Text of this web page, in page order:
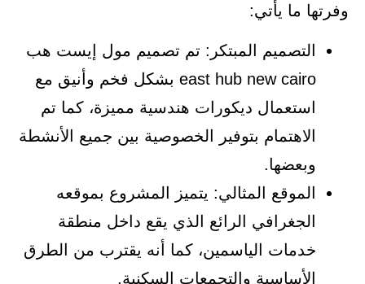
وفرتها ما يأتي:
التصميم المبتكر: تم تصميم مول إيست هب
east hub new cairo بشكل فخم وأنيق مع
استعمال ديكورات هندسية مميزة، كما تم
الاهتمام بتوفير الخصوصية بين جميع الأنشطة
وبعضها.
الموقع المثالي: يتميز المشروع بموقعه
الجغرافي الرائع الذي يقع داخل منطقة
خدمات الياسمين، كما أنه يقترب من الطرق
الأساسية والتجمعات السكنية.